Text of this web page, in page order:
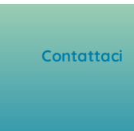
Contattaci